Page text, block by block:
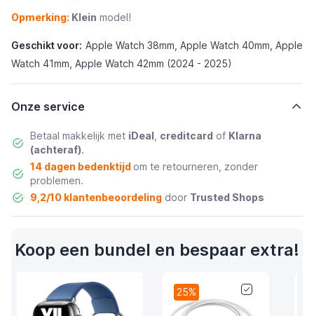
Opmerking: Klein model!
Geschikt voor: Apple Watch 38mm, Apple Watch 40mm, Apple
Watch 41mm, Apple Watch 42mm (2024 - 2025)
Onze service
Betaal makkelijk met iDeal creditcard of Klarna
(achteraf).
14 dagen bedenktijd om te retourneren, zonder
problemen.
9,2/10 klantenbeoordelingdoor Trusted Shops
Koop een bundel en bespaar extra!
25%